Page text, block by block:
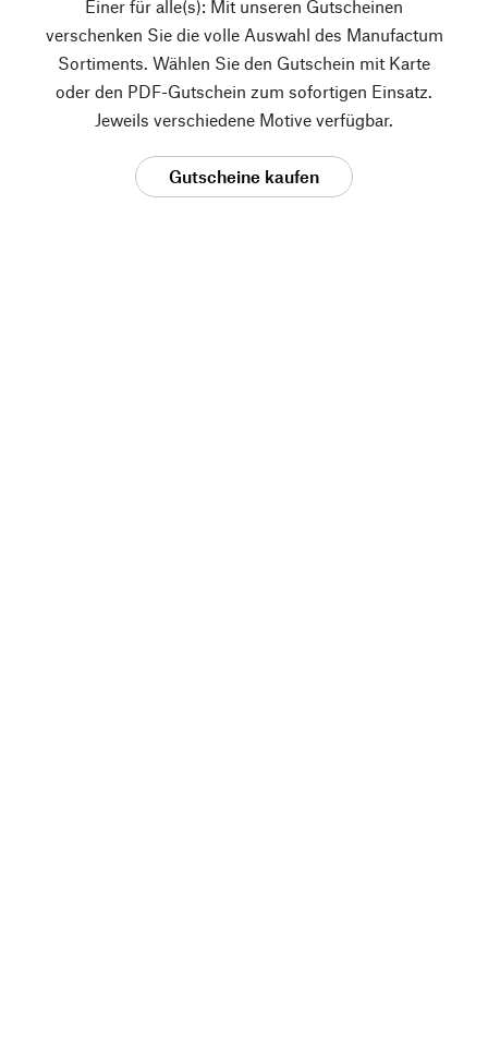
Einer für alle(s): Mit unseren Gutscheinen
verschenken Sie die volle Auswahl des Manufactum
Sortiments. Wählen Sie den Gutschein mit Karte
oder den PDF-Gutschein zum sofortigen Einsatz.
Jeweils verschiedene Motive verfügbar.
Gutscheine kaufen